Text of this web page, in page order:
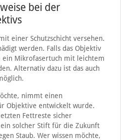
bei der
einer Schutzschicht versehen.
werden. Falls das Objektiv
ein Mikrofasertuch mit leichtem
Alternativ dazu ist das auch
nimmt einen
Objektive entwickelt wurde.
Fettreste sicher
solcher Stift für die Zukunft
Staub. Wer wissen möchte,